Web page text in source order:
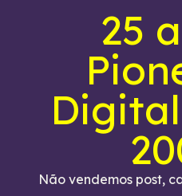
25
Não vendemos post,